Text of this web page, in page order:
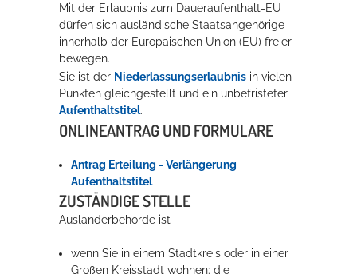
Wirtschaft
Rathaus
Service
Konzerte, Tagungen und vieles mehr
Die Stadthalle Hockenheim bietet den perfekten Standort für Events
Mit der Erlaubnis zum Daueraufenthalt-EU
dürfen sich ausländische Staatsangehörige
innerhalb der Europäischen Union (EU) freier
bewegen.
Sie ist der Niederlassungserlaubnis in vielen
Punkten gleichgestellt und ein unbefristeter
Aufenthaltstitel.
ONLINEANTRAG UND FORMULARE
Antrag Erteilung - Verlängerung
Aufenthaltstitel
ZUSTÄNDIGE STELLE
Ausländerbehörde ist
wenn Sie in einem Stadtkreis oder in einer
Großen Kreisstadt wohnen: die